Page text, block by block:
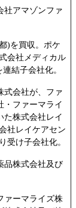
社アマゾンファ
)を買収。ポケ
会社メディカル
結子会社化。
式会社が、ファ
・ファーマライ
た株式会社レイ
社レイケアセン
受け子会社化。
品株式会社及び
ァーマライズ株